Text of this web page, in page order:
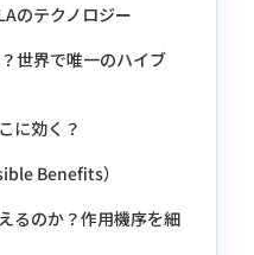
のテクノロジー
世界で唯一のハイブ
に効く？
Benefits）
るのか？作用機序を細